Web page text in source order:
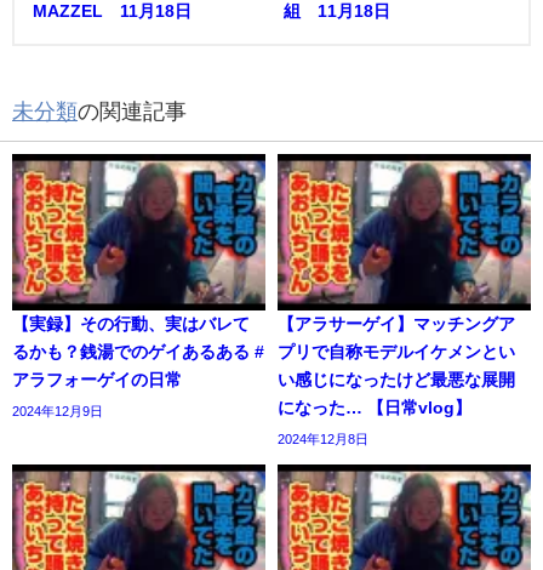
MAZZEL 11月18日
組 11月18日
未分類の関連記事
【実録】その行動、実はバレて
るかも？銭湯でのゲイあるある #
アラフォーゲイの日常
2024年12月9日
【アラサーゲイ】マッチングア
プリで自称モデルイケメンとい
い感じになったけど最悪な展開
になった… 【日常vlog】
2024年12月8日